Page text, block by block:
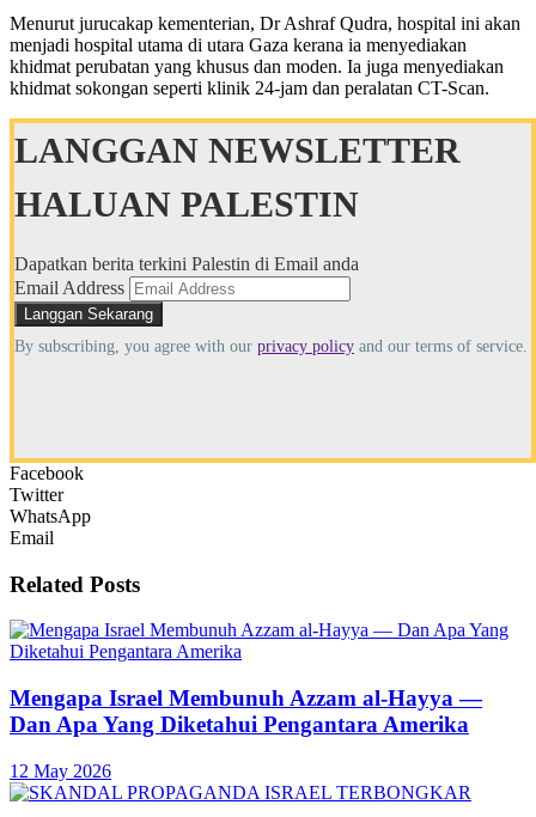
Menurut jurucakap kementerian, Dr Ashraf Qudra, hospital ini akan
menjadi hospital utama di utara Gaza kerana ia menyediakan
khidmat perubatan yang khusus dan moden. Ia juga menyediakan
khidmat sokongan seperti klinik 24-jam dan peralatan CT-Scan.
LANGGAN NEWSLETTER
HALUAN PALESTIN
Dapatkan berita terkini Palestin di Email anda
Email Address
By subscribing, you agree with our privacy policy and our terms of service.
Facebook
Twitter
WhatsApp
Email
Related Posts
Mengapa Israel Membunuh Azzam al-Hayya —
Dan Apa Yang Diketahui Pengantara Amerika
12 May 2026